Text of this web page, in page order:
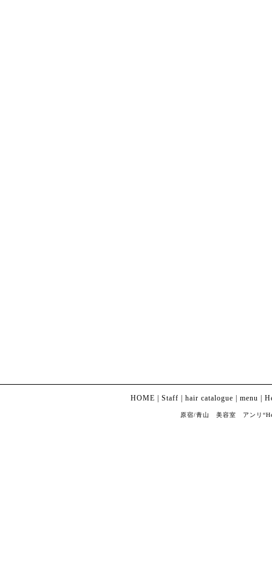
HOME Staff hair catalogue menu
原宿/青山 美容室 アンリ